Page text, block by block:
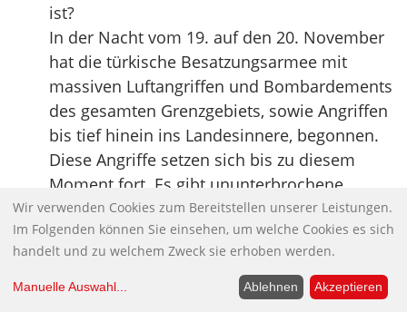
ist?
In der Nacht vom 19. auf den 20. November
hat die türkische Besatzungsarmee mit
massiven Luftangriffen und Bombardements
des gesamten Grenzgebiets, sowie Angriffen
bis tief hinein ins Landesinnere, begonnen.
Diese Angriffe setzen sich bis zu diesem
Moment fort. Es gibt ununterbrochene
Angriffe mit Kampfjets, Drohnen und
Hubschraubern. Getroffen wurden
militärische Ziele der Genoss:innen der YPG,
der YPJ und der SDF. Aber auch viele zivile
Orte wurden angegriffen, beispielsweise das
Wir verwenden Cookies zum Bereitstellen unserer Leistungen.
Im Folgenden können Sie einsehen, um welche Cookies es sich
handelt und zu welchem Zweck sie erhoben werden.
Manuelle Auswahl... Ablehnen Akzeptieren